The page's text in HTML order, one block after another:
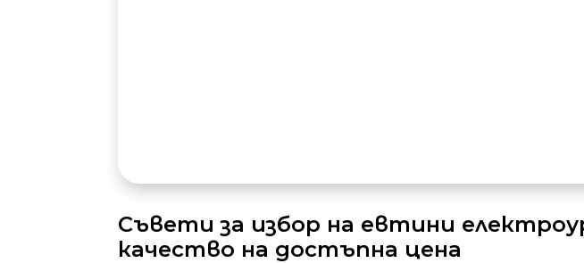
Съвети за избор на евтини
качество на достъпна цена